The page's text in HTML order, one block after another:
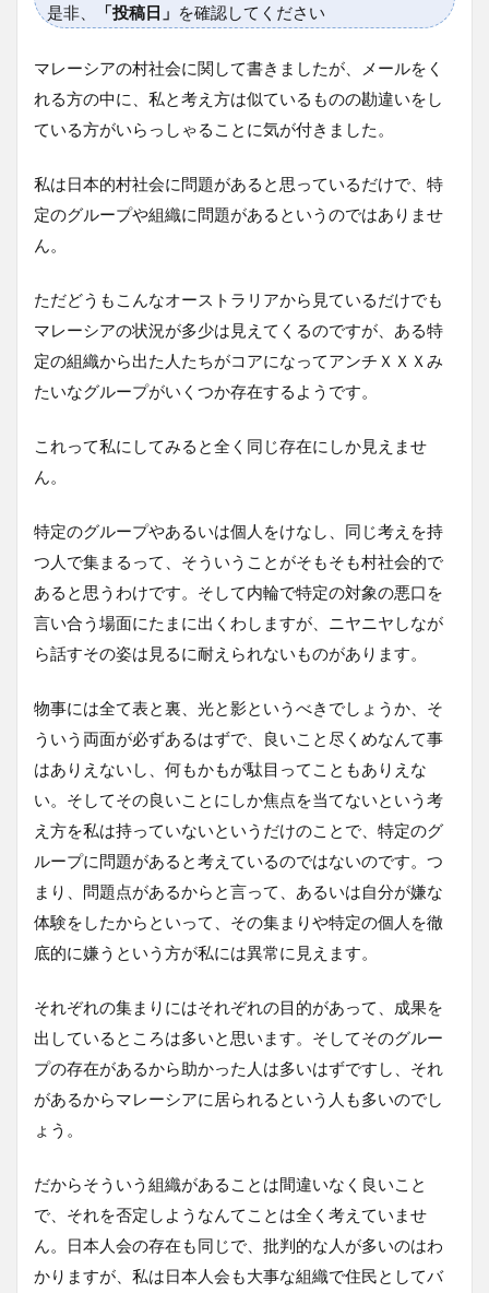
是非、
「投稿日」 を確認してください
マレーシアの村社会に関して書きましたが、メールをく
れる方の中に、私と考え方は似ているものの勘違いをし
ている方がいらっしゃることに気が付きました。
私は日本的村社会に問題があると思っているだけで、特
定のグループや組織に問題があるというのではありませ
ん。
ただどうもこんなオーストラリアから見ているだけでも
マレーシアの状況が多少は見えてくるのですが、ある特
定の組織から出た人たちがコアになってアンチＸＸＸみ
たいなグループがいくつか存在するようです。
これって私にしてみると全く同じ存在にしか見えませ
ん。
特定のグループやあるいは個人をけなし、同じ考えを持
つ人で集まるって、そういうことがそもそも村社会的で
あると思うわけです。そして内輪で特定の対象の悪口を
言い合う場面にたまに出くわしますが、ニヤニヤしなが
ら話すその姿は見るに耐えられないものがあります。
物事には全て表と裏、光と影というべきでしょうか、そ
ういう両面が必ずあるはずで、良いこと尽くめなんて事
はありえないし、何もかもが駄目ってこともありえな
い。そしてその良いことにしか焦点を当てないという考
え方を私は持っていないというだけのことで、特定のグ
ループに問題があると考えているのではないのです。つ
まり、問題点があるからと言って、あるいは自分が嫌な
体験をしたからといって、その集まりや特定の個人を徹
底的に嫌うという方が私には異常に見えます。
それぞれの集まりにはそれぞれの目的があって、成果を
出しているところは多いと思います。そしてそのグルー
プの存在があるから助かった人は多いはずですし、それ
があるからマレーシアに居られるという人も多いのでし
ょう。
だからそういう組織があることは間違いなく良いこと
で、それを否定しようなんてことは全く考えていませ
ん。日本人会の存在も同じで、批判的な人が多いのはわ
かりますが、私は日本人会も大事な組織で住民としてバ